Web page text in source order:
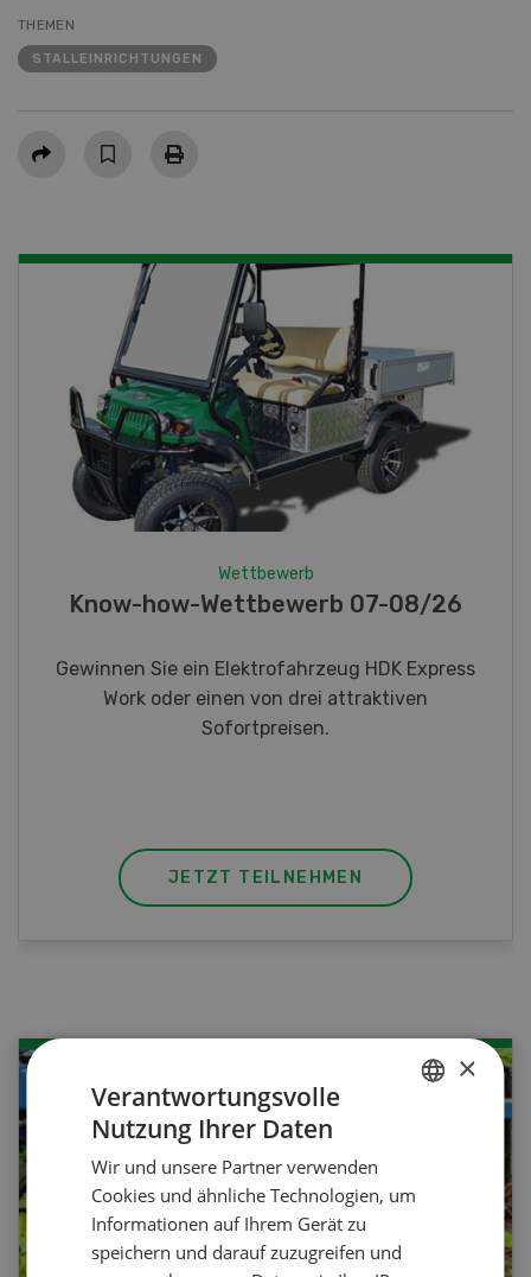
THEMEN
STALLEINRICHTUNGEN
Teilen
Fotorätsel 07-08/26
Gewinnen Sie eines von fünf LANDI
Taschenmessern
JETZT TEILNEHMEN
×
Verantwortungsvolle
Nutzung Ihrer Daten
Wir und unsere Partner verwenden
Cookies und ähnliche Technologien, um
Informationen auf Ihrem Gerät zu
speichern und darauf zuzugreifen und